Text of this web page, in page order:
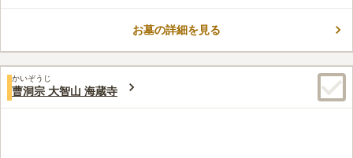
でも参拝に行くことができます。 バリアフリーで参道と水場が
口コミ評価
みんなの評価
70代男性
墓地管理事務所で、お花・線香を販売しており、いつもそれを利
お墓の詳細を見る
かいぞうじ
曹洞宗 大智山 海蔵寺